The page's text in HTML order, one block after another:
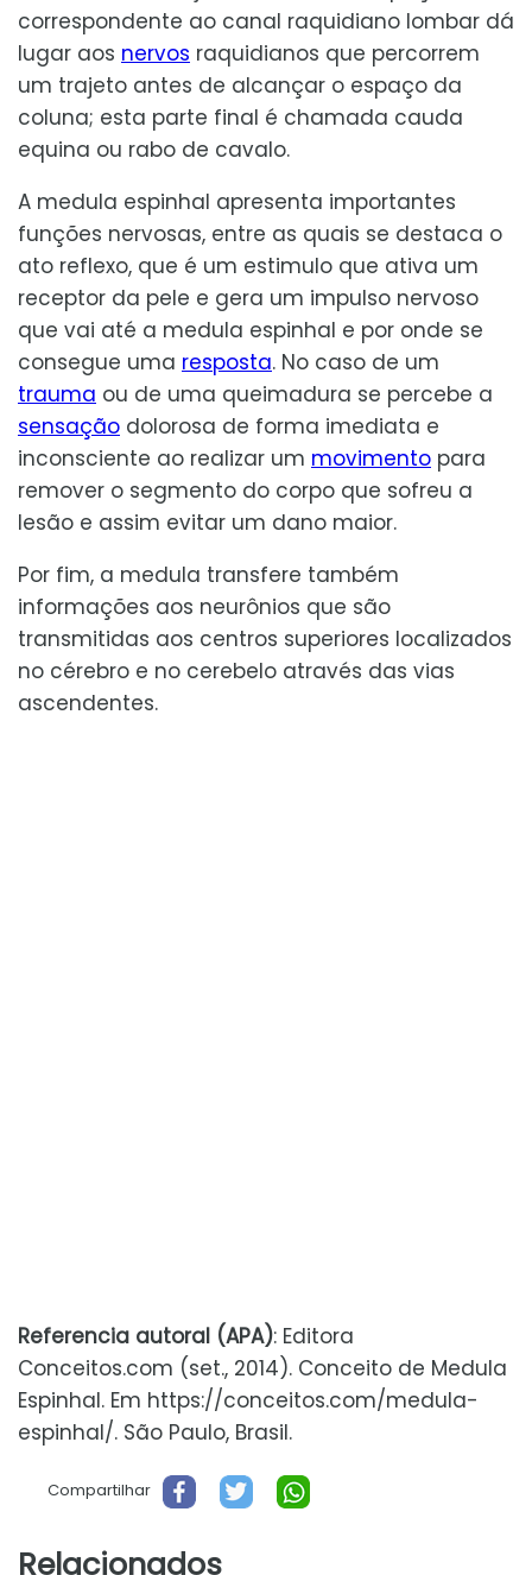
correspondente ao canal raquidiano lombar dá
lugar aos nervos raquidianos que percorrem
um trajeto antes de alcançar o espaço da
coluna; esta parte final é chamada cauda
equina ou rabo de cavalo.
A medula espinhal apresenta importantes
funções nervosas, entre as quais se destaca o
ato reflexo, que é um estimulo que ativa um
receptor da pele e gera um impulso nervoso
que vai até a medula espinhal e por onde se
consegue uma resposta. No caso de um
trauma ou de uma queimadura se percebe a
sensação dolorosa de forma imediata e
inconsciente ao realizar um movimento para
remover o segmento do corpo que sofreu a
lesão e assim evitar um dano maior.
Por fim, a medula transfere também
informações aos neurônios que são
transmitidas aos centros superiores localizados
no cérebro e no cerebelo através das vias
ascendentes.
Referencia autoral (APA): Editora
Conceitos.com (set., 2014). Conceito de Medula
Espinhal. Em https://conceitos.com/medula-
espinhal/. São Paulo, Brasil.
Compartilhar
Relacionados